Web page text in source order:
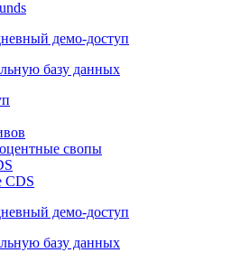
демо-доступ
базу данных
свопы
CDS
демо-доступ
базу данных